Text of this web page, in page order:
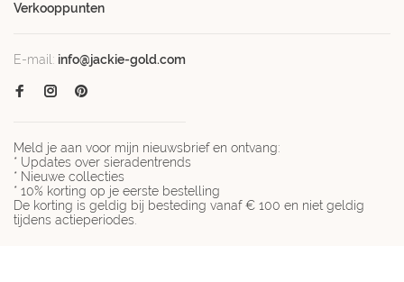
Verkooppunten
E-mail: info@jackie-gold.com
Meld je aan voor mijn nieuwsbrief en ontvang:
* Updates over sieradentrends
* Nieuwe collecties
* 10% korting op je eerste bestelling
De korting is geldig bij besteding vanaf € 100 en niet geldig
tijdens actieperiodes.